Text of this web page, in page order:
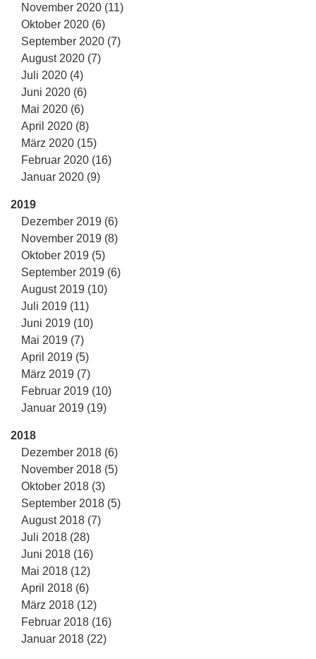
November 2020 (11)
Oktober 2020 (6)
September 2020 (7)
August 2020 (7)
Juli 2020 (4)
Juni 2020 (6)
Mai 2020 (6)
April 2020 (8)
März 2020 (15)
Februar 2020 (16)
Januar 2020 (9)
2019
Dezember 2019 (6)
November 2019 (8)
Oktober 2019 (5)
September 2019 (6)
August 2019 (10)
Juli 2019 (11)
Juni 2019 (10)
Mai 2019 (7)
April 2019 (5)
März 2019 (7)
Februar 2019 (10)
Januar 2019 (19)
2018
Dezember 2018 (6)
November 2018 (5)
Oktober 2018 (3)
September 2018 (5)
August 2018 (7)
Juli 2018 (28)
Juni 2018 (16)
Mai 2018 (12)
April 2018 (6)
März 2018 (12)
Februar 2018 (16)
Januar 2018 (22)